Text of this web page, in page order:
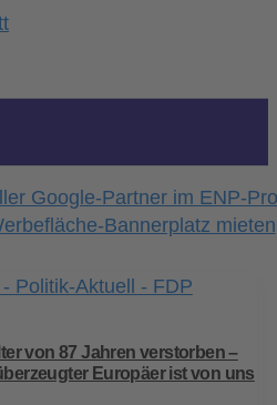
von 87 Jahren verstorben –
Europäer ist von uns